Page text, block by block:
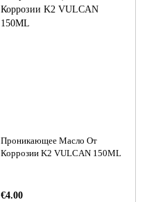
Проникающее Масло От
Коррозии K2 VULCAN 150ML
€4.00